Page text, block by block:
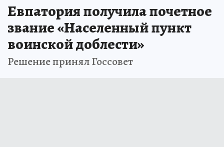
Евпатория получила почетное
звание «Населенный пункт
воинской доблести»
Решение принял Госсовет